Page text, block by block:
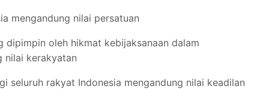
mengandung nilai persatuan
dipimpin oleh hikmat kebijaksanaan dalam
nilai kerakyatan
seluruh rakyat Indonesia mengandung nilai keadilan